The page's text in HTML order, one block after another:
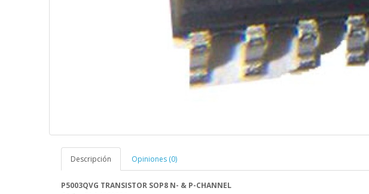
Descripción Opiniones (0)
P5003QVG TRANSISTOR SOP8 N- & P-CHANNEL